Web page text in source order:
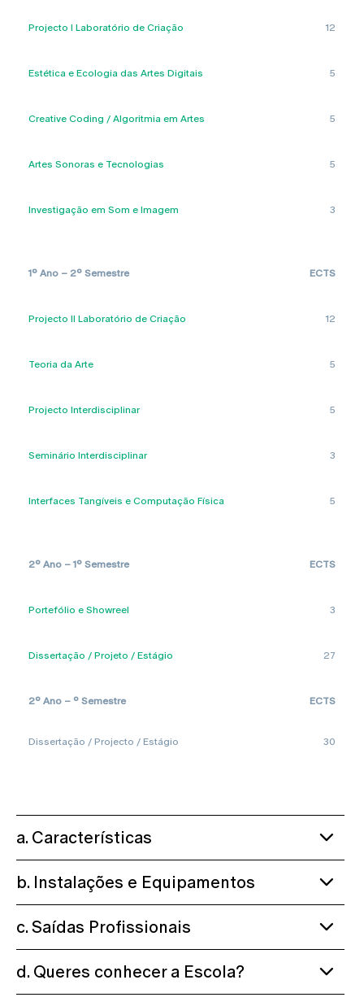
Projecto I Laboratório de Criação 12
Estética e Ecologia das Artes Digitais 5
Creative Coding / Algoritmia em Artes 5
Artes Sonoras e Tecnologias 5
Investigação em Som e Imagem 3
1º Ano – 2º Semestre ECTS
Projecto II Laboratório de Criação 12
Teoria da Arte 5
Projecto Interdisciplinar 5
Seminário Interdisciplinar 3
Interfaces Tangíveis e Computação Física 5
2º Ano – 1º Semestre ECTS
Portefólio e Showreel 3
Dissertação / Projeto / Estágio 27
2º Ano – º Semestre
Dissertação / Projecto / Estágio
ECTS
30
a. Características
b. Instalações e Equipamentos
c. Saídas Profissionais
d. Queres conhecer a Escola?